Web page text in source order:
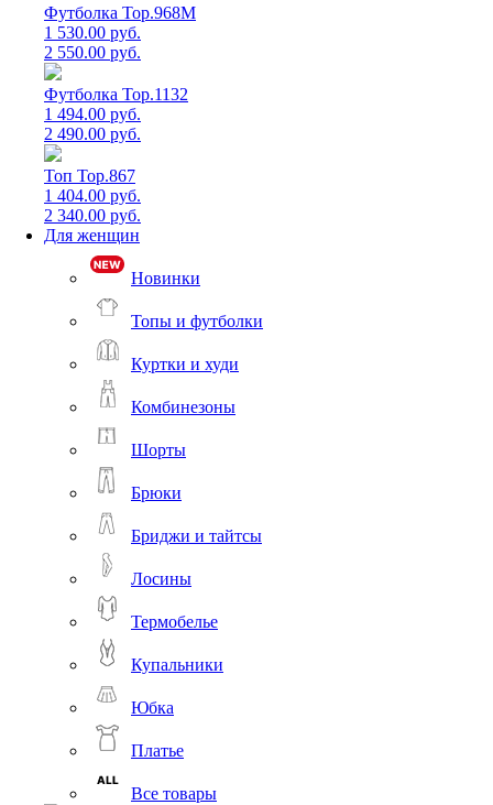
Футболка Top.968M
1 530.00 руб.
2 550.00 руб.
Футболка Top.1132
1 494.00 руб.
2 490.00 руб.
Топ Top.867
1 404.00 руб.
2 340.00 руб.
Для женщин
Новинки
Топы и футболки
Куртки и худи
Комбинезоны
Шорты
Брюки
Бриджи и тайтсы
Лосины
Термобелье
Купальники
Юбка
Платье
Все товары